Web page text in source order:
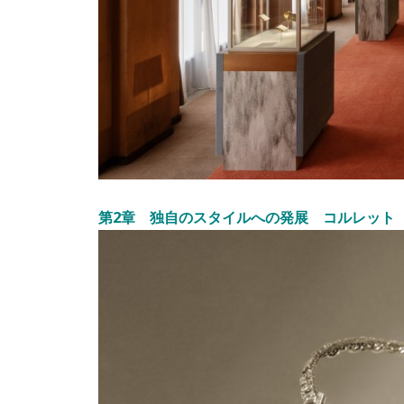
第2章 独自のスタイルへの発展 コルレッ